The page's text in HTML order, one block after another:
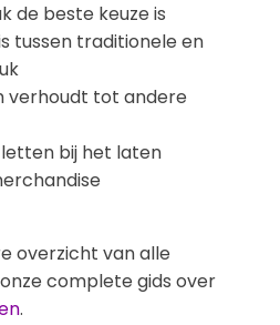
de beste keuze is
tussen traditionele en
verhoudt tot andere
bij het laten
overzicht van alle
complete gids over
.